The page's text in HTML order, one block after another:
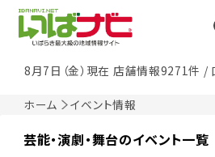
8月7日（金）現在 店舗情報9271件
ホーム イベント情報
芸能・演劇・舞台のイベント一覧